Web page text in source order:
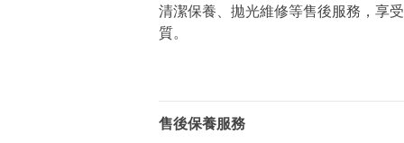
清潔保養、拋光維修等售後服務，享
質。
售後保養服務